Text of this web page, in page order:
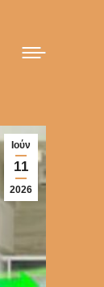
Ιούν
11
2026